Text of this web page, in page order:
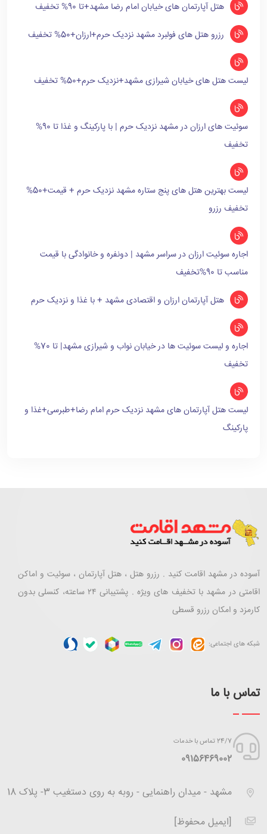
هتل آپارتمان های خیابان امام رضا مشهد+تا 90% تخفیف
رزرو هتل های فولبرد مشهد نزدیک حرم+ارزان+50% تخفیف
لیست هتل های خیابان شیرازی مشهد+نزدیک حرم+50% تخفیف
سوئیت های ارزان در مشهد نزدیک حرم | با پارکینگ و غذا تا 90%
تخفیف
لیست بهترین هتل های پنج ستاره مشهد نزدیک حرم + قیمت+50%
تخفیف رزرو
اجاره سوئیت ارزان در سراسر مشهد | دونفره و خانوادگی با قیمت
مناسب تا 90%تخفیف
هتل آپارتمان ارزان و اقتصادی مشهد + با غذا و نزدیک حرم
اجاره و لیست سوئیت ها در خیابان نواب و شیرازی مشهد| تا 70%
تخفیف
لیست هتل آپارتمان های مشهد نزدیک حرم امام رضا+طبرسی+غذا و
پارکینگ
آسوده در مشهد اقامت کنید . رزرو هتل ، هتل آپارتمان ، سوئیت و اماکن
اقامتی در مشهد با تخفیف های ویژه . پشتیبانی ۲۴ ساعته، کنسلی بدون
کارمزد و امکان رزرو قسطی
شبکه های اجتماعی:
تماس با ما
24/7 تماس با خدمات
‪09156469002
مشهد - میدان راهنمایی - روبه به روی دستغیب 3- پلاک 18
[ایمیل محفوظ]